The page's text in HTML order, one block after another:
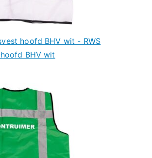
hoofd BHV wit - RWS
BHV wit